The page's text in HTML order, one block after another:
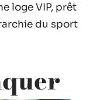
loge VIP, prêt
du sport